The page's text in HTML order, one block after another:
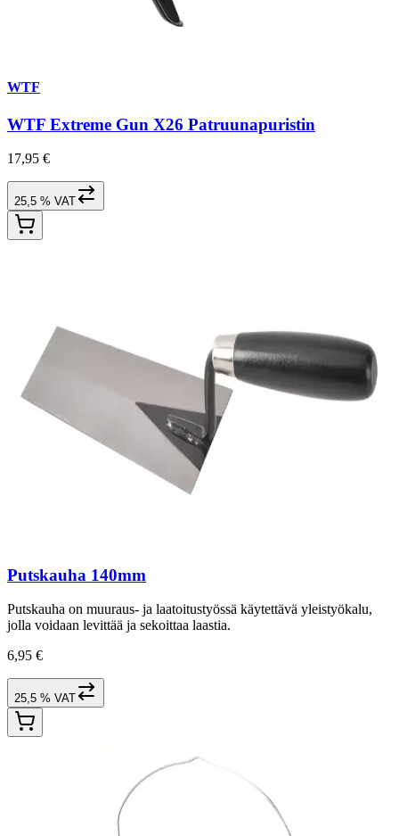
WTF
WTF Extreme Gun X26 Patruunapuristin
17,95 €
25,5 % VAT
Putskauha 140mm
Putskauha on muuraus- ja laatoitustyössä käytettävä yleistyökalu,
jolla voidaan levittää ja sekoittaa laastia.
6,95 €
25,5 % VAT